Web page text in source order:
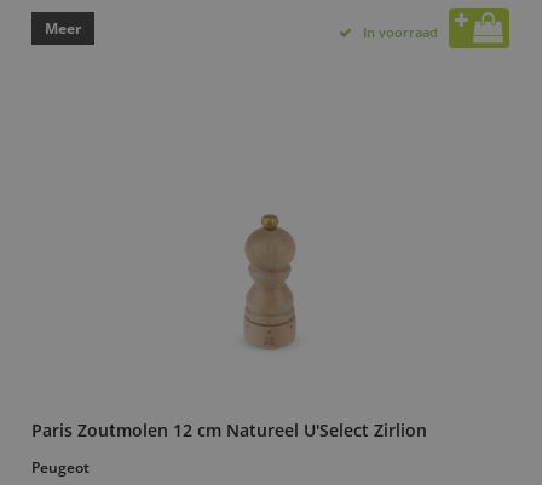
Meer In voorraad
Paris Zoutmolen 12 cm Natureel U'Select Zirlion
Peugeot